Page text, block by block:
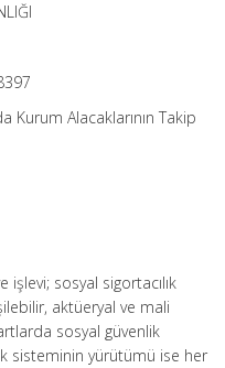
Kurum Alacaklarının Takip
işlevi; sosyal sigortacılık
aktüeryal ve mali
sosyal güvenlik
sisteminin yürütümü ise her